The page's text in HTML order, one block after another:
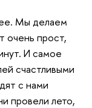
Мы делаем
очень прост,
И самое
счастливыми
с нами
провели лето,